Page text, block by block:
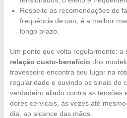
Respeite as recomendações do
frequência de uso, é a melhor
longo prazo.
Um ponto que volta regularmente: a
relação custo-benefício dos
travesseiro encontra seu lugar na
regularidade e ouvindo os sinais do
verdadeiro aliado contra as tensões
dores cervicais, às vezes até
dia, ao alcance das mãos.